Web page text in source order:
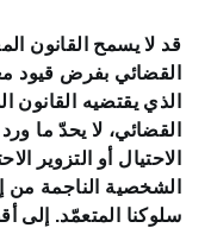
قد لا يسمح القانون
القضائي بفرض قيود
الذي يقتضيه
الاحتيال أو التزوير
الشخصية الناجمة من
سلوكنا المتعمّد.